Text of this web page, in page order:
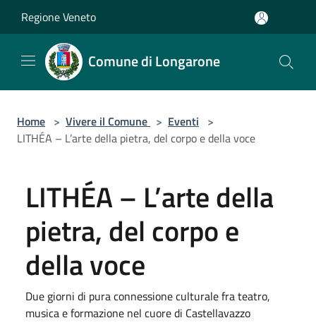
Regione Veneto
Comune di Longarone
Home > Vivere il Comune > Eventi >
LITHÉA – L’arte della pietra, del corpo e della voce
LITHÉA – L’arte della
pietra, del corpo e
della voce
Due giorni di pura connessione culturale fra teatro,
musica e formazione nel cuore di Castellavazzo